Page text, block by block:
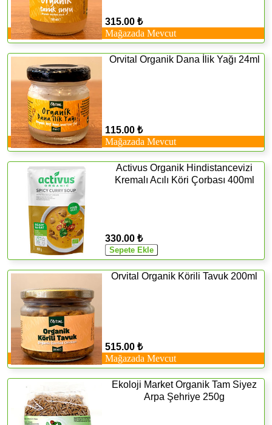
315.00 ₺
Mağazada Mevcut
Orvital Organik Dana İlik Yağı 24ml
115.00 ₺
Mağazada Mevcut
Activus Organik Hindistancevizi
Kremalı Acılı Köri Çorbası 400ml
330.00 ₺
Orvital Organik Körili Tavuk 200ml
515.00 ₺
Mağazada Mevcut
Ekoloji Market Organik Tam Siyez
Arpa Şehriye 250g